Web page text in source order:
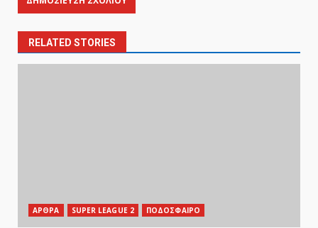
RELATED STORIES
ΑΡΘΡΑ SUPER LEAGUE 2 ΠΟΔΟΣΦΑΙΡΟ